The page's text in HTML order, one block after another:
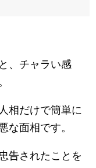
、チャラい感
相だけで簡単に
な面相です。
告されたことを